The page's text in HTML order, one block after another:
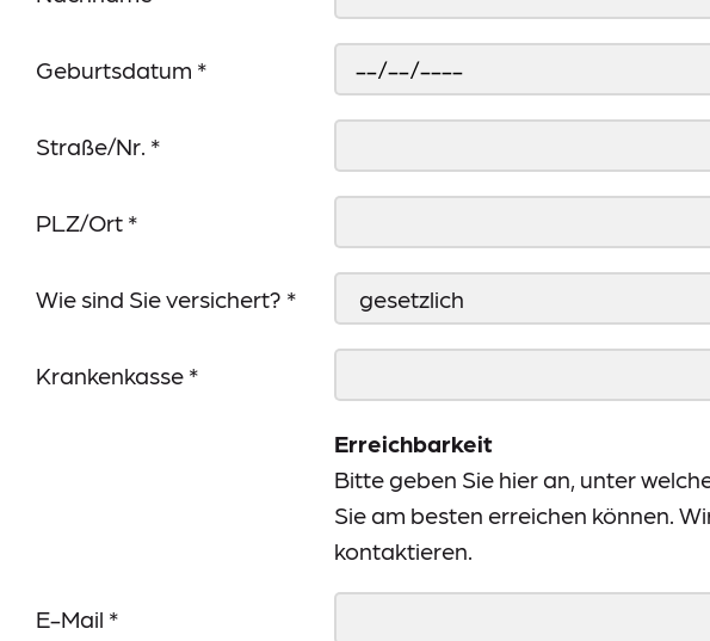
Information-Datenerhebung
Impressum
Sitemap
Geburtsdatum *
Straße/Nr. *
PLZ/Ort *
Wie sind Sie versichert? *
Krankenkasse *
Erreichbarkeit
Bitte geben Sie hier an, unter
Sie am besten erreichen können.
kontaktieren.
E-Mail *